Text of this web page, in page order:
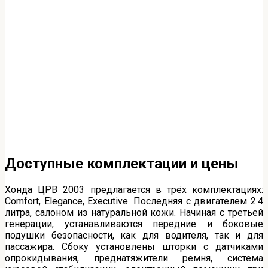
Доступные комплектации и цены
Хонда ЦРВ 2003 предлагается в трёх комплектациях:
Comfort, Elegance, Executive. Последняя с двигателем 2.4
литра, салоном из натуральной кожи. Начиная с третьей
генерации, устанавливаются передние и боковые
подушки безопасности, как для водителя, так и для
пассажира. Сбоку установлены шторки с датчиками
опрокидывания, преднатяжители ремня, система